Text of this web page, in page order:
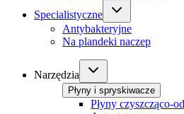
Specialistyczne
Antybakteryjne
Na plandeki naczep
Narzędzia
Płyny i spryskiwacze
Płyny czyszcząco-